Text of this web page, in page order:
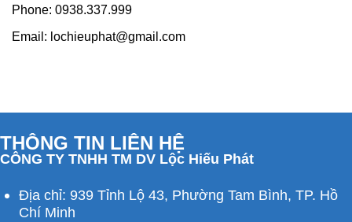
Phone: 0938.337.999
Email: lochieuphat@gmail.com
THÔNG TIN LIÊN HỆ
CÔNG TY TNHH TM DV Lộc Hiếu Phát
Địa chỉ: 939 Tỉnh Lộ 43, Phường Tam Bình, TP. Hồ
Chí Minh